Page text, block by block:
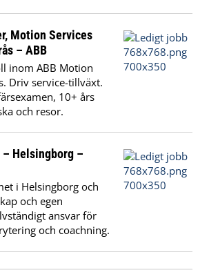
Motion Services
– ABB
inom ABB Motion
Driv service-tillväxt.
10+ års
och resor.
Helsingborg –
i Helsingborg och
och egen
ansvar för
och coachning.